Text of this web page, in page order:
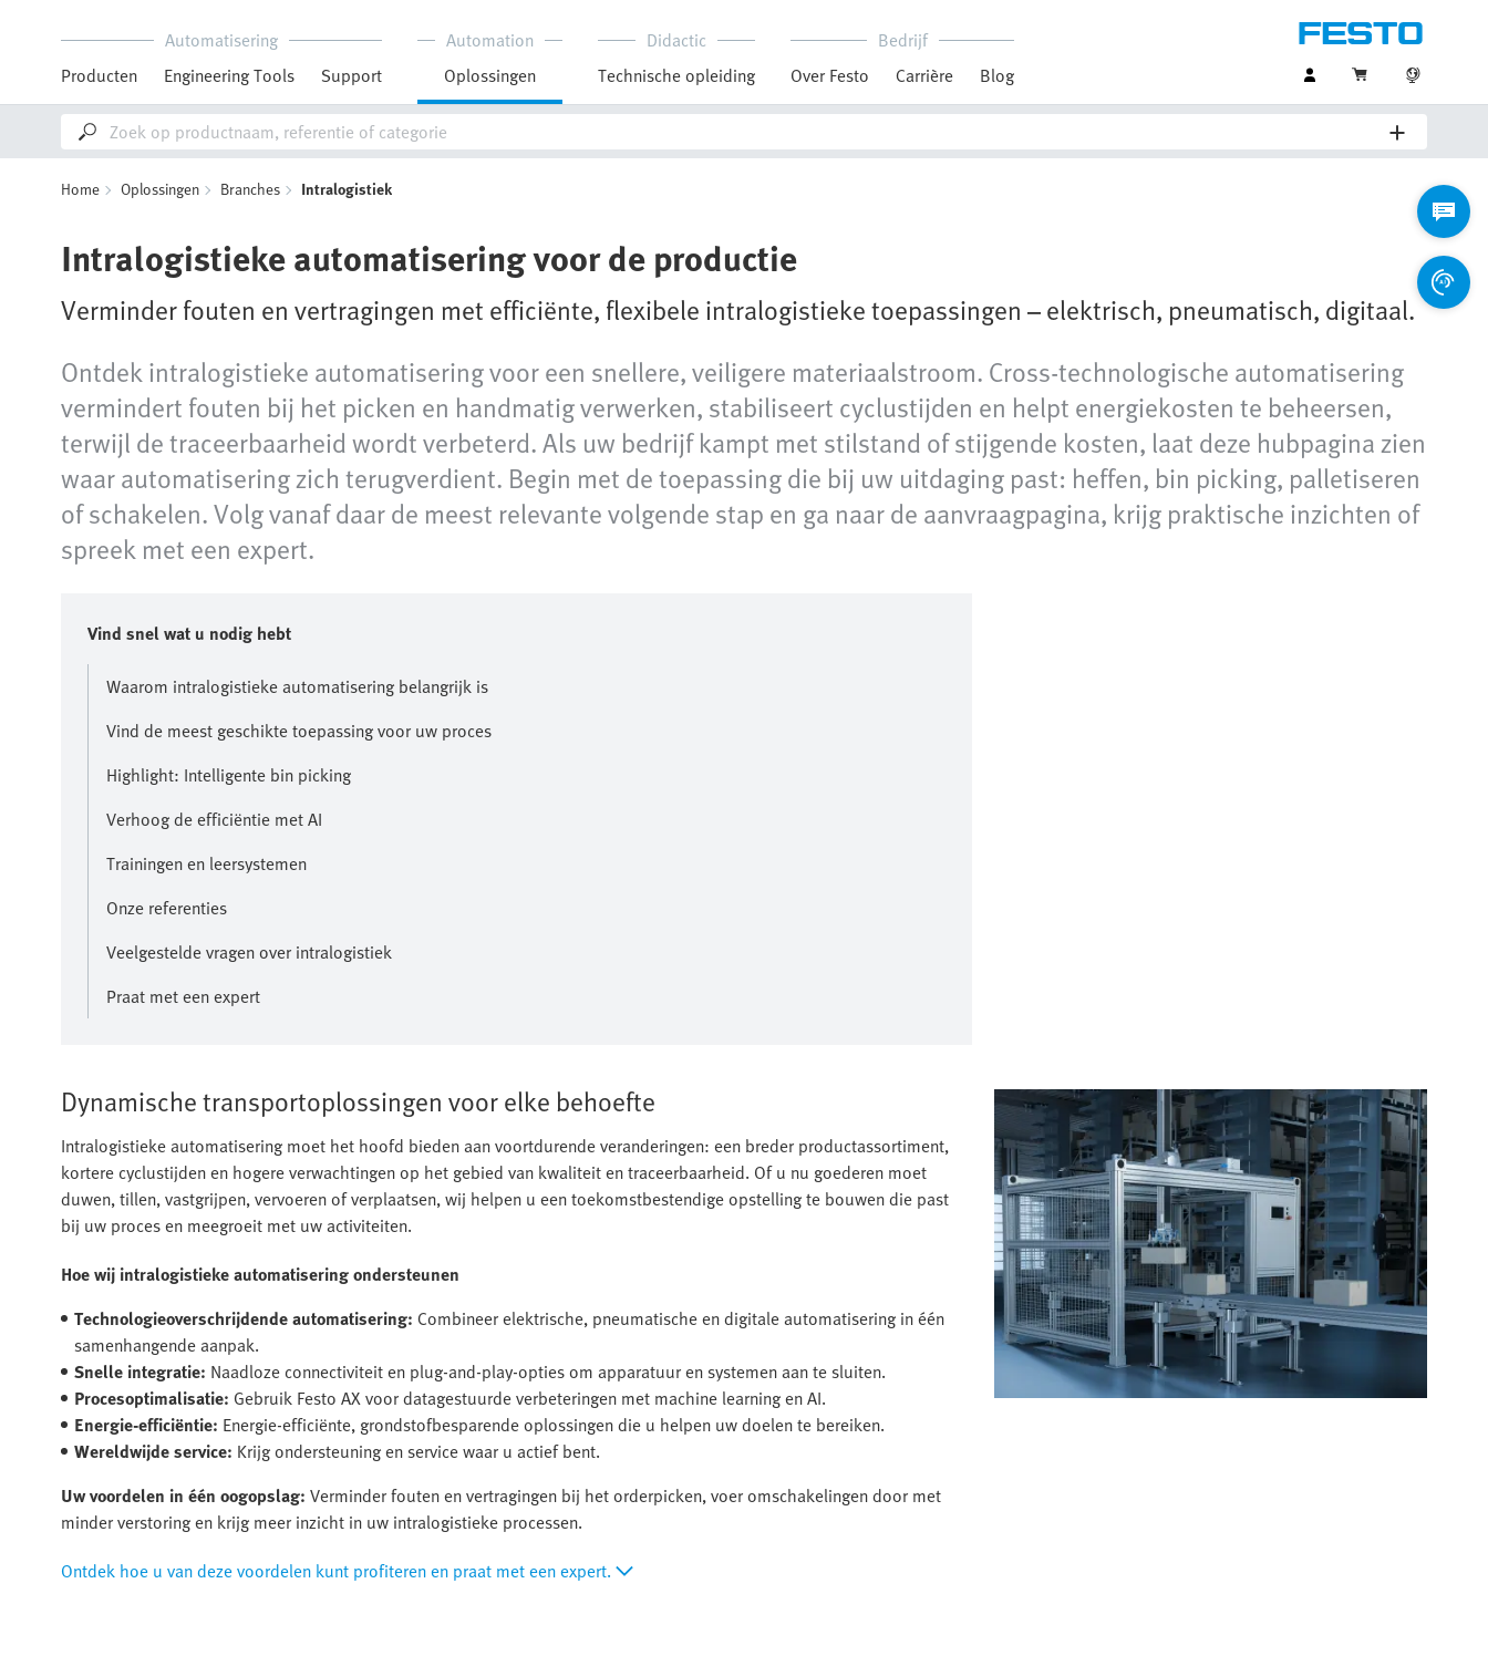
Automatisering
Producten
Engineering Tools Support
Automation
Oplossingen
Didactic
Technische opleiding
Bedrijf
Over Festo
Carrière Blog
Home Oplossingen Branches Intralogistiek
Intralogistieke automatisering voor de productie
Verminder fouten en vertragingen met efficiënte, flexibele intralogistieke toepassingen – elektrisch, pneumatisch, digitaal.
Ontdek intralogistieke automatisering voor een snellere, veiligere materiaalstroom. Cross-technologische automatisering
vermindert fouten bij het picken en handmatig verwerken, stabiliseert cyclustijden en helpt energiekosten te beheersen,
terwijl de traceerbaarheid wordt verbeterd. Als uw bedrijf kampt met stilstand of stijgende kosten, laat deze hubpagina zien
waar automatisering zich terugverdient. Begin met de toepassing die bij uw uitdaging past: heffen, bin picking, palletiseren
of schakelen. Volg vanaf daar de meest relevante volgende stap en ga naar de aanvraagpagina, krijg praktische inzichten of
spreek met een expert.
Vind snel wat u nodig hebt
Waarom intralogistieke automatisering belangrijk is
Vind de meest geschikte toepassing voor uw proces
Highlight: Intelligente bin picking
Verhoog de efficiëntie met AI
Trainingen en leersystemen
Onze referenties
Veelgestelde vragen over intralogistiek
Praat met een expert
Dynamische transportoplossingen voor elke behoefte
Intralogistieke automatisering moet het hoofd bieden aan voortdurende veranderingen: een breder productassortiment,
kortere cyclustijden en hogere verwachtingen op het gebied van kwaliteit en traceerbaarheid. Of u nu goederen moet
duwen, tillen, vastgrijpen, vervoeren of verplaatsen, wij helpen u een toekomstbestendige opstelling te bouwen die past
bij uw proces en meegroeit met uw activiteiten.
Hoe wij intralogistieke automatisering ondersteunen
Technologieoverschrijdende automatisering: Combineer elektrische, pneumatische en digitale automatisering in één
samenhangende aanpak.
Snelle integratie: Naadloze connectiviteit en plug-and-play-opties om apparatuur en systemen aan te sluiten.
Procesoptimalisatie: Gebruik Festo AX voor datagestuurde verbeteringen met machine learning en AI.
Energie-efficiëntie: Energie-efficiënte, grondstofbesparende oplossingen die u helpen uw doelen te bereiken.
Wereldwijde service: Krijg ondersteuning en service waar u actief bent.
Uw voordelen in één oogopslag: Verminder fouten en vertragingen bij het orderpicken, voer omschakelingen door met
minder verstoring en krijg meer inzicht in uw intralogistieke processen.
Ontdek hoe u van deze voordelen kunt profiteren en praat met een expert.